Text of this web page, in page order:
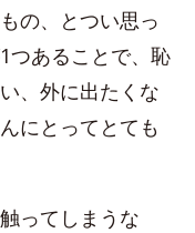
の、とつい思っ
つあることで、恥
、外に出たくな
にとってとても
ってしまうな